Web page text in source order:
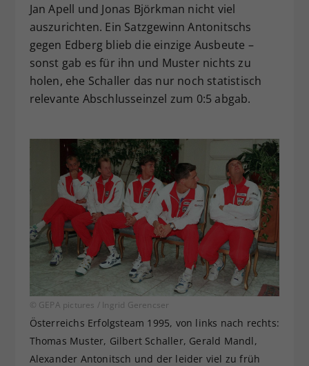
Jan Apell und Jonas Björkman nicht viel
auszurichten. Ein Satzgewinn Antonitschs
gegen Edberg blieb die einzige Ausbeute –
sonst gab es für ihn und Muster nichts zu
holen, ehe Schaller das nur noch statistisch
relevante Abschlusseinzel zum 0:5 abgab.
© GEPA pictures / Ingrid Gerencser
Österreichs Erfolgsteam 1995, von links nach rechts:
Thomas Muster, Gilbert Schaller, Gerald Mandl,
Alexander Antonitsch und der leider viel zu früh